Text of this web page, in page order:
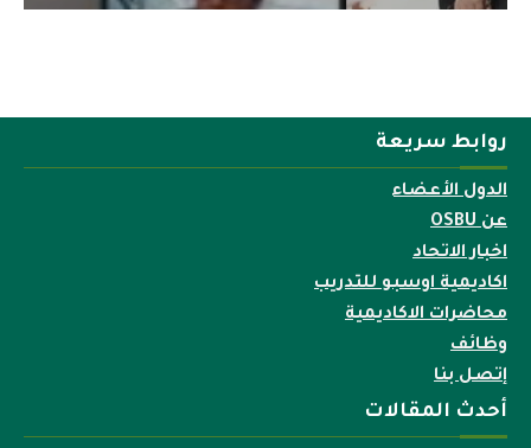
روابط سريعة
الدول الأعضاء
عن OSBU
اخبار الاتحاد
اكاديمية اوسبو للتدريب
محاضرات الاكاديمية
وظائف
إتصل بنا
أحدث المقالات